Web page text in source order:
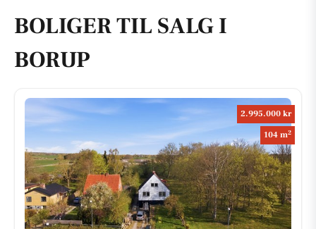
BOLIGER TIL SALG I
BORUP
2.995.000 kr
104 m2